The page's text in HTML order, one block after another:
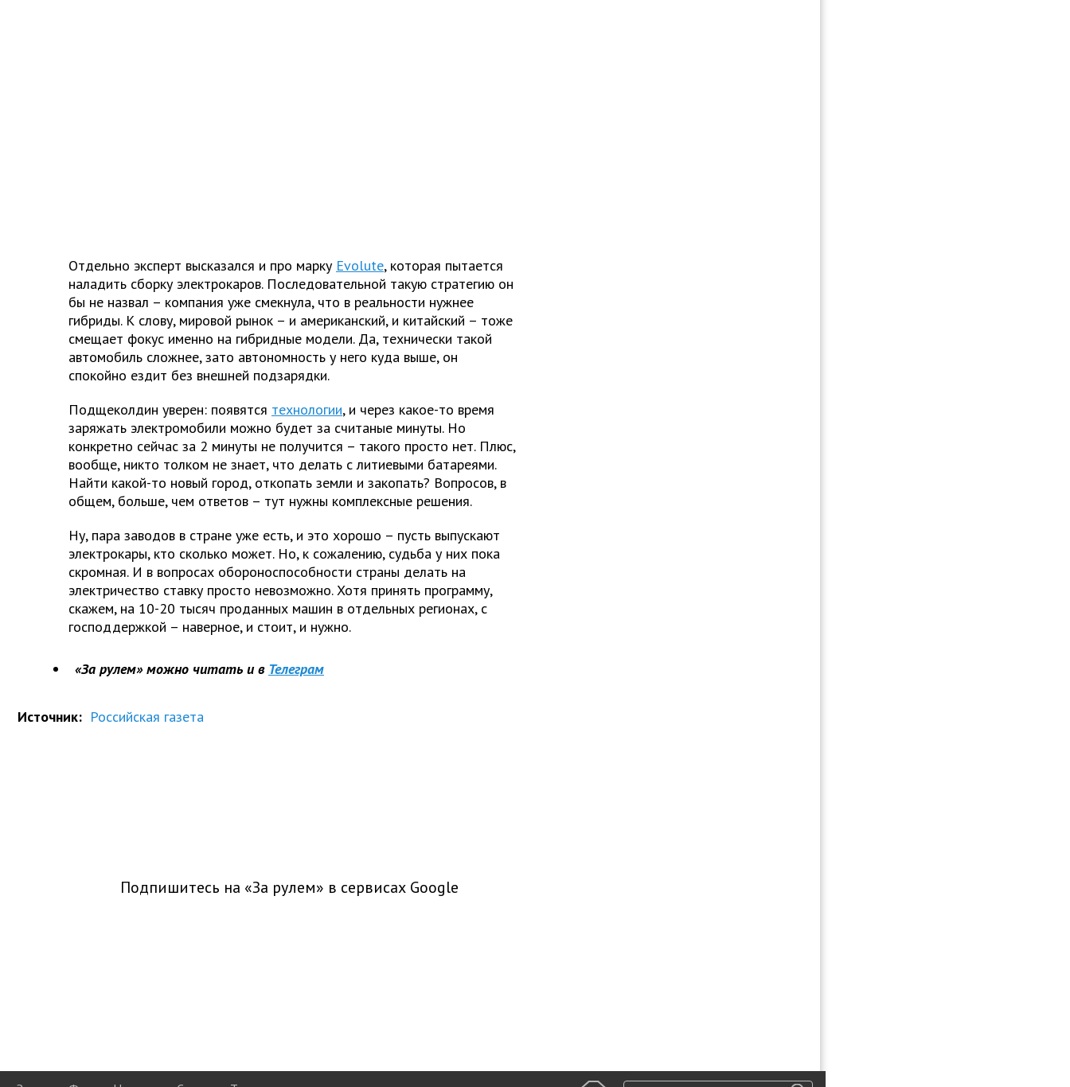
Отдельно эксперт высказался и про марку Evolute, которая пытается
наладить сборку электрокаров. Последовательной такую стратегию он
бы не назвал – компания уже смекнула, что в реальности нужнее
гибриды. К слову, мировой рынок – и американский, и китайский – тоже
смещает фокус именно на гибридные модели. Да, технически такой
автомобиль сложнее, зато автономность у него куда выше, он
спокойно ездит без внешней подзарядки.
Подщеколдин уверен: появятся технологии, и через какое-то время
заряжать электромобили можно будет за считаные минуты. Но
конкретно сейчас за 2 минуты не получится – такого просто нет. Плюс,
вообще, никто толком не знает, что делать с литиевыми батареями.
Найти какой-то новый город, откопать земли и закопать? Вопросов, в
общем, больше, чем ответов – тут нужны комплексные решения.
Ну, пара заводов в стране уже есть, и это хорошо – пусть выпускают
электрокары, кто сколько может. Но, к сожалению, судьба у них пока
скромная. И в вопросах обороноспособности страны делать на
электричество ставку просто невозможно. Хотя принять программу,
скажем, на 10-20 тысяч проданных машин в отдельных регионах, с
господдержкой – наверное, и стоит, и нужно.
«За рулем» можно читать и в Телеграм
Источник: Российская газета
Подпишитесь на «За рулем» в сервисах Google